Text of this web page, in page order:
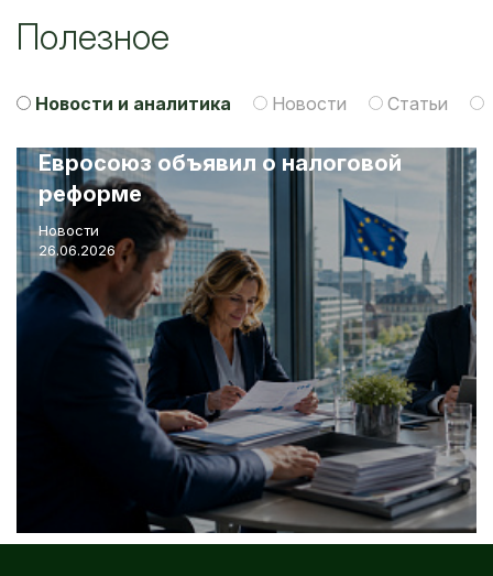
Полезное
Новости и аналитика Новости Статьи
Евросоюз объявил о налоговой
реформе
Новости
26.06.2026